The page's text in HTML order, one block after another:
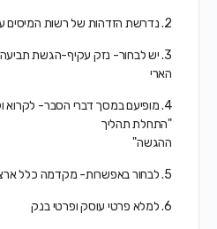
2. נדרשת הזדהות של רשות המיסים עם שם משתמש וסיסמה.
3. יש לבחור- נזק עקיף-הגשת
הארי
4. מופיעם במסך דברי הסבר- לקרוא
"התחלת תהליך
ההגשה"
5. לבחור באפשרות- מקדמה כלל ארצי
6. למלא פרטי עוסק ופרטי בנק